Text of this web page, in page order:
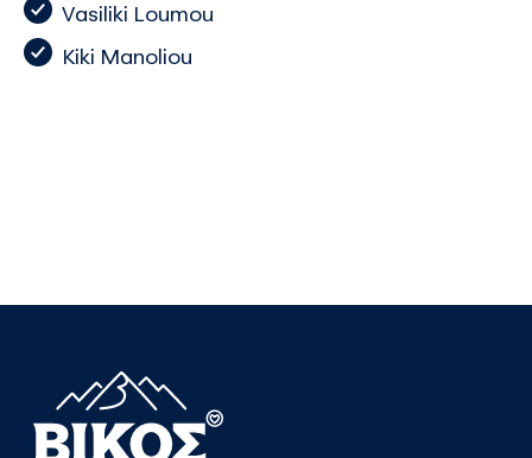
Vasiliki Loumou
Kiki Manoliou